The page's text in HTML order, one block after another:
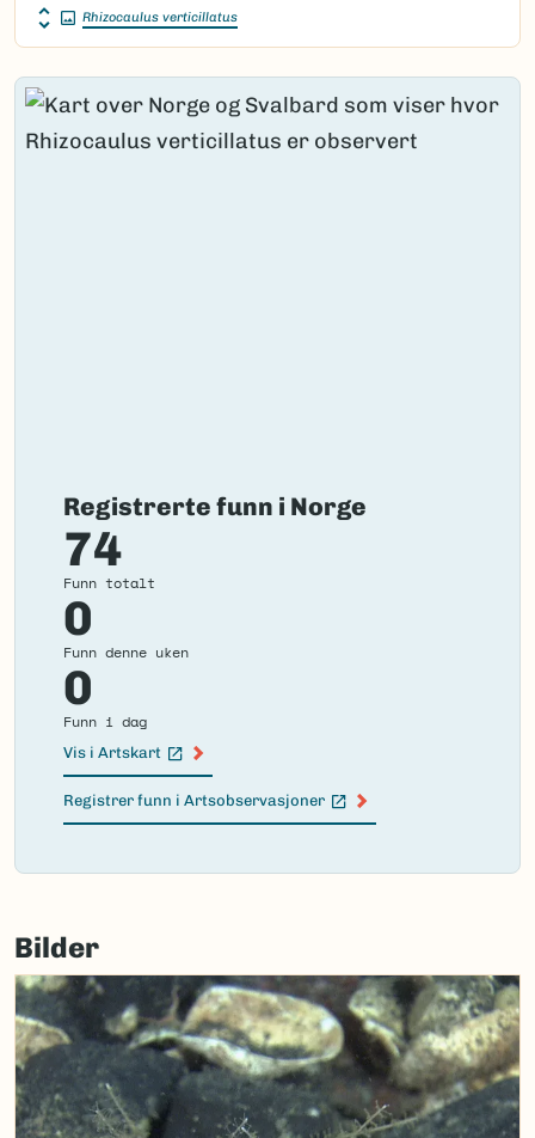
Rhizocaulus verticillatus
Registrerte funn i Norge
74
Funn totalt
0
Funn denne uken
0
Funn i dag
Vis i Artskart
(Ekstern lenke)
Registrer funn i Artsobservasjoner
(Ekstern lenke)
Failed
load
map.
Bilder